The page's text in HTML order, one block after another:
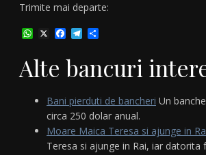
Trimite mai departe:
WhatsApp
X Facebook
Telegram
Alte bancuri
Bani pierduti de bancheri Un
circa 250 dolar anual.
Moare Maica Teresa si ajunge in
Teresa si ajunge in Rai, iar datorita